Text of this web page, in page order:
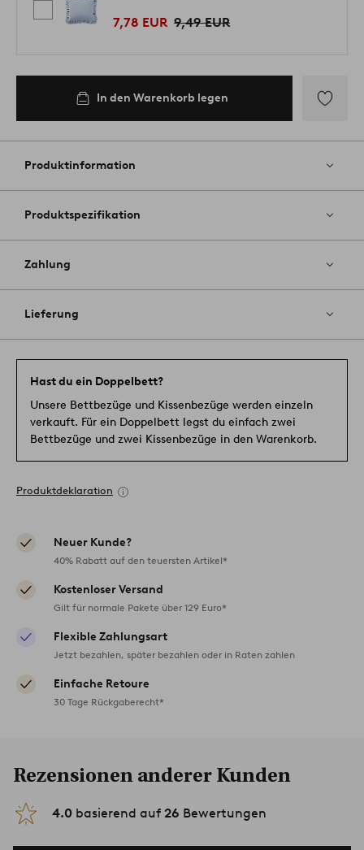
7,78 EUR 9,49 EUR
In den Warenkorb legen
Favoriten
Produktinformation
Produktspezifikation
Zahlung
Lieferung
Hast du ein Doppelbett?
Unsere Bettbezüge und Kissenbezüge werden einzeln
verkauft. Für ein Doppelbett legst du einfach zwei
Bettbezüge und zwei Kissenbezüge in den Warenkorb.
Produktdeklaration
Neuer Kunde?
40% Rabatt auf den teuersten Artikel*
Kostenloser Versand
Gilt für normale Pakete über 129 Euro*
Flexible Zahlungsart
Jetzt bezahlen, später bezahlen oder in Raten zahlen
Einfache Retoure
30 Tage Rückgaberecht*
Rezensionen anderer Kunden
4.0 basierend auf 26 Bewertungen